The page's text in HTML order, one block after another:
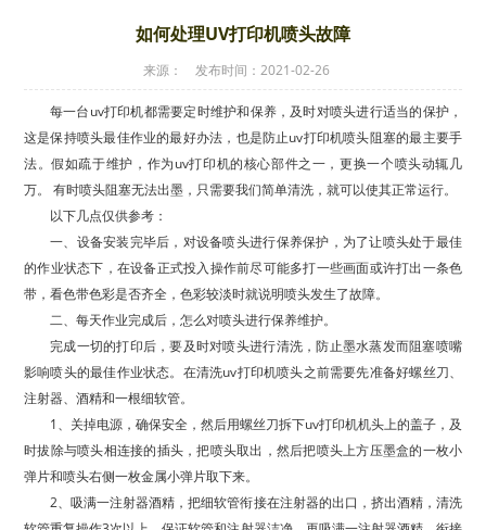
如何处理UV打印机喷头故障
来源： 发布时间：2021-02-26
每一台uv打印机都需要定时维护和保养，及时对喷头进行适当的保护，
这是保持喷头最佳作业的最好办法，也是防止uv打印机喷头阻塞的最主要手
法。假如疏于维护，作为uv打印机的核心部件之一，更换一个喷头动辄几
万。 有时喷头阻塞无法出墨，只需要我们简单清洗，就可以使其正常运行。
以下几点仅供参考：
一、设备安装完毕后，对设备喷头进行保养保护，为了让喷头处于最佳
的作业状态下，在设备正式投入操作前尽可能多打一些画面或许打出一条色
带，看色带色彩是否齐全，色彩较淡时就说明喷头发生了故障。
二、每天作业完成后，怎么对喷头进行保养维护。
完成一切的打印后，要及时对喷头进行清洗，防止墨水蒸发而阻塞喷嘴
影响喷头的最佳作业状态。在清洗uv打印机喷头之前需要先准备好螺丝刀、
注射器、酒精和一根细软管。
1、关掉电源，确保安全，然后用螺丝刀拆下uv打印机机头上的盖子，及
时拔除与喷头相连接的插头，把喷头取出，然后把喷头上方压墨盒的一枚小
弹片和喷头右侧一枚金属小弹片取下来。
2、吸满一注射器酒精，把细软管衔接在注射器的出口，挤出酒精，清洗